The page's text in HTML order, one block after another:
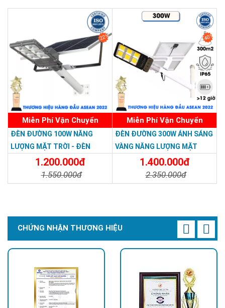
22%
Miễn Phí Vận Chuyển
ĐÈN ĐƯỜNG 100W NĂNG
LƯỢNG MẶT TRỜI - ĐÈN
ĐƯỜNG NĂNG LƯỢNG MẶT
TRỜI 100W GIÁ RẺ - Solar
Light 100W
1.200.000đ
1.550.000đ
40%
Miễn Phí Vận Chuyển
ĐÈN ĐƯỜNG 300W ÁNH SÁNG
VÀNG NĂNG LƯỢNG MẶT
TRỜI - Solar Light 300W
1.400.000đ
2.350.000đ
CHỨNG NHẬN THƯƠNG HIỆU